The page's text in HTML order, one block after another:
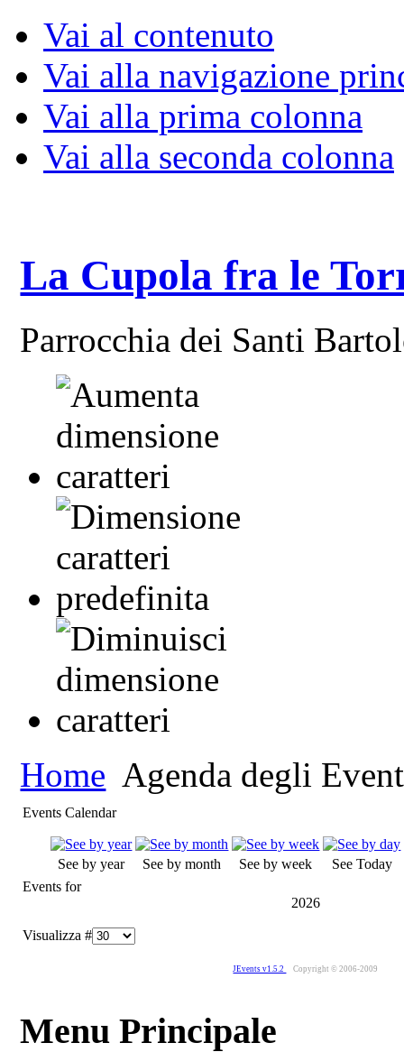
Vai al contenuto
Vai alla navigazione
Vai alla prima colonna
Vai alla seconda colonna
La Cupola fra le
Parrocchia dei Santi
Home Agenda degli
Events Calendar
See by year See by month See by week
See Today
Events for
2026
Visualizza #
JEvents v1.5.2 Copyright © 2006-2009
Menu Principale